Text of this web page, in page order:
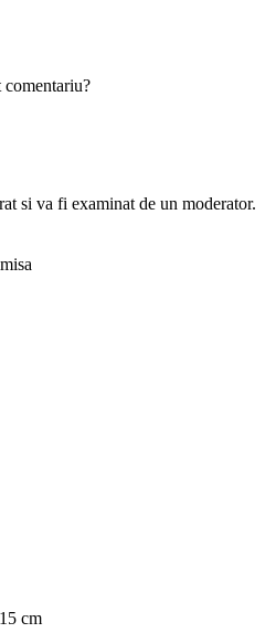
comentariu?
si va fi examinat de un moderator.
cm